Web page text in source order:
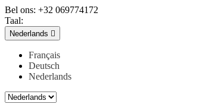
Bel ons: +32 069774172
Taal:
Nederlands 
Français
Deutsch
Nederlands